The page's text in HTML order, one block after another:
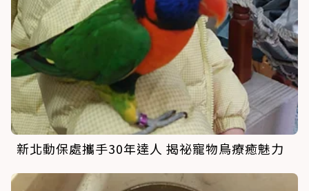
新北動保處攜手30年達人 揭祕寵物鳥療癒魅力